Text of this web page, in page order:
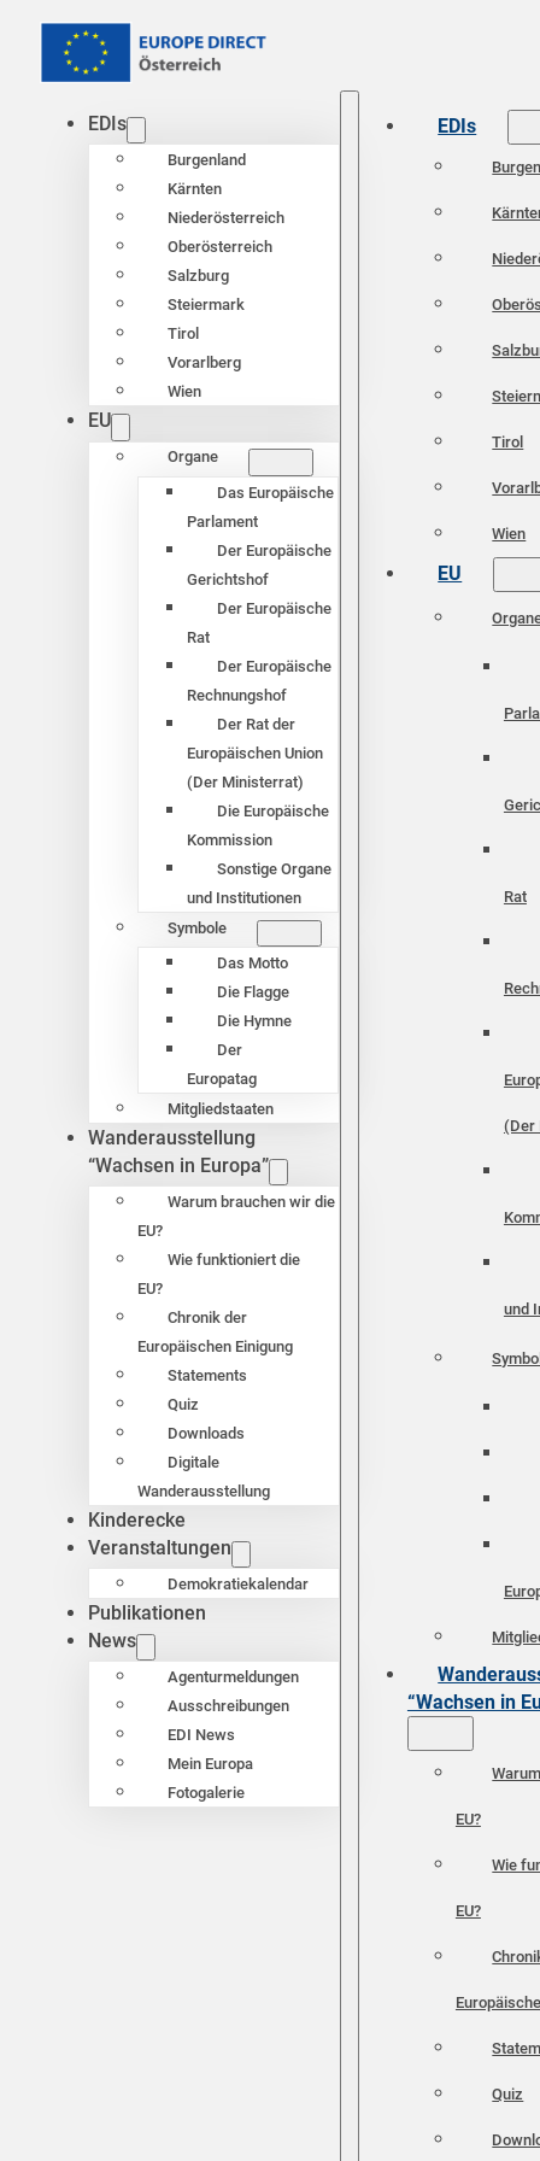
EDIs
Burgenland
Kärnten
Niederösterreich
Oberösterreich
Salzburg
Steiermark
Tirol
Vorarlberg
Wien
EU
Organe
Das Europäische
Parlament
Der Europäische
Gerichtshof
Der Europäische
Rat
Der Europäische
Rechnungshof
Der Rat der
Europäischen Union
(Der Ministerrat)
Die Europäische
Kommission
Sonstige Organe
und Institutionen
Symbole
Das Motto
Die Flagge
Die Hymne
Der
Europatag
Mitgliedstaaten
Wanderausstellung
“Wachsen in Europa”
Warum brauchen wir die
EU?
Wie funktioniert die
EU?
Chronik der
Europäischen Einigung
Statements
Quiz
Downloads
Digitale
Wanderausstellung
Kinderecke
Veranstaltungen
Demokratiekalendar
Publikationen
News
Agenturmeldungen
Ausschreibungen
EDI News
Mein Europa
Fotogalerie
EDIs
Tirol
Wien
EU
Rat
(Der
und
“Wachsen in
EU?
Wie
EU?
Quiz